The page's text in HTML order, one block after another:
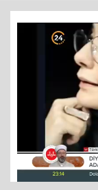
konuklarına